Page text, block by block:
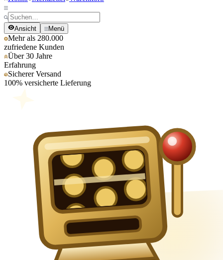
Ansicht Menü
Mehr als 280.000
zufriedene Kunden
Über 30 Jahre
Erfahrung
Sicherer Versand
100% versicherte Lieferung